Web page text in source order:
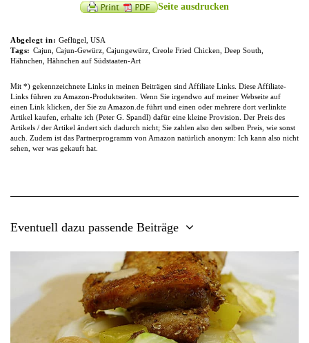
Seite ausdrucken
Abgelegt in: Geflügel USA
Tags: Cajun Cajun-Gewürz, Cajungewürz, Creole Fried Chicken Deep South
Hähnchen Hähnchen auf Südstaaten-Art
Mit *) gekennzeichnete Links in meinen Beiträgen sind Affiliate Links. Diese Affiliate-
Links führen zu Amazon-Produktseiten. Wenn Sie irgendwo auf meiner Webseite auf
einen Link klicken, der Sie zu Amazon.de führt und einen oder mehrere dort verlinkte
Artikel kaufen, erhalte ich (Peter G. Spandl) dafür eine kleine Provision. Der Preis des
Artikels / der Artikel ändert sich dadurch nicht; Sie zahlen also den selben Preis, wie sonst
auch. Zudem ist das Partnerprogramm von Amazon natürlich anonym: Ich kann also nicht
sehen, wer was gekauft hat.
Eventuell dazu passende Beiträge